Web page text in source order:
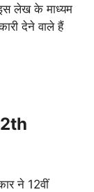
इस लेख के माध्यम
देने वाले हैं
ने 12वीं